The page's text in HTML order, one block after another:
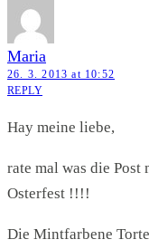
Maria
26. 3. 2013 at 10:52
REPLY
Hay meine liebe,
rate mal was die
Osterfest !!!!
Die Mintfarbene